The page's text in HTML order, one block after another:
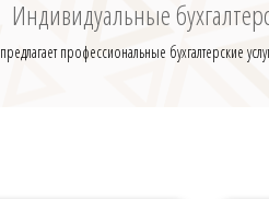
Индивидуальные
профессиональные бухгалтерские